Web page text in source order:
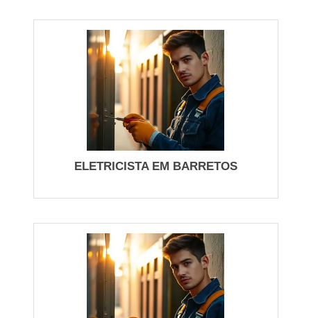
atendimento emergencia profissional de improvisos
Para economizar tempo em atendimentos
recorrentes, mantenha registros de última
manutenção e informe histórico elétrico ao
eletricista horas durante o chamado. Serviços
preventivos agendados reduzem emergencias e
permitem priorizar reparos definitivos em vez de
avaliações locais positivas para garantir serviço
Descreva o problema com detalhes e local exato
Peça identificação, orçamento e tempo estimado
Solicite garantia escrita e nota fiscal
ELETRICISTA EM BARRETOS